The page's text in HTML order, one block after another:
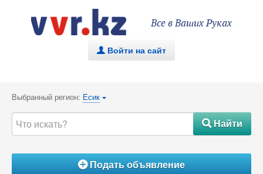
Все в Ваших Руках
. Войти на сайт
Выбранный регион: Есик {
#Найти
ÁПодать объявление